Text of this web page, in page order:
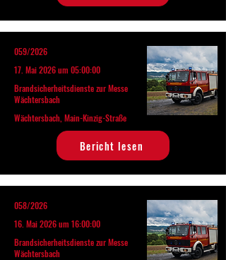
059/2026
17. Mai 2026 um 05:00:00
Brandsicherheitsdienste zur Messe
Wächtersbach
Wächtersbach, Main-Kinzig-Straße
Bericht lesen
058/2026
16. Mai 2026 um 16:00:00
Brandsicherheitsdienste zur Messe
Wächtersbach